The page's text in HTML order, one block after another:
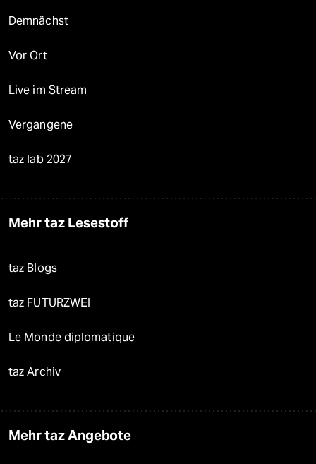
Demnächst
Vor Ort
Live im Stream
Vergangene
taz lab 2027
Mehr taz Lesestoff
taz Blogs
taz FUTURZWEI
Le Monde diplomatique
taz Archiv
Mehr taz Angebote